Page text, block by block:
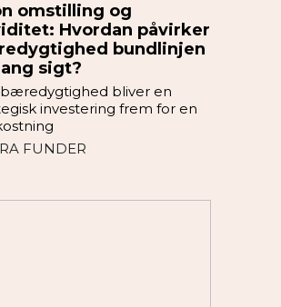
omstilling og
Hvordan påvirker
bundlinjen
sigt?
bliver en
investering frem for en
FUNDER